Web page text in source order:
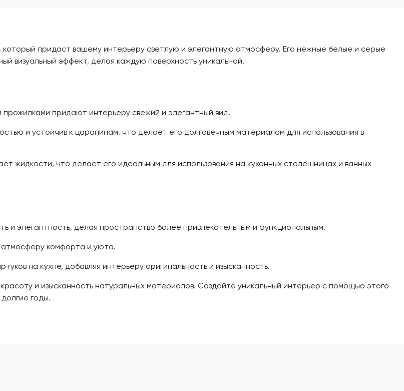
который придаст вашему интерьеру светлую и элегантную атмосферу. Его нежные белые и серые
визуальный эффект, делая каждую поверхность уникальной.
придают интерьеру свежий и элегантный вид.
и устойчив к царапинам, что делает его долговечным материалом для использования в
жидкости, что делает его идеальным для использования на кухонных столешницах и ванных
и элегантность, делая пространство более привлекательным и функциональным.
атмосферу комфорта и уюта.
на кухне, добавляя интерьеру оригинальность и изысканность.
и изысканность натуральных материалов. Создайте уникальный интерьер с помощью этого
годы.